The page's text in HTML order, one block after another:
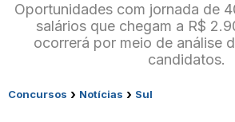
Oportunidades com jornada de
salários que chegam a R$
ocorrerá por meio de análise
candidatos.
Concursos › Notícias › Sul